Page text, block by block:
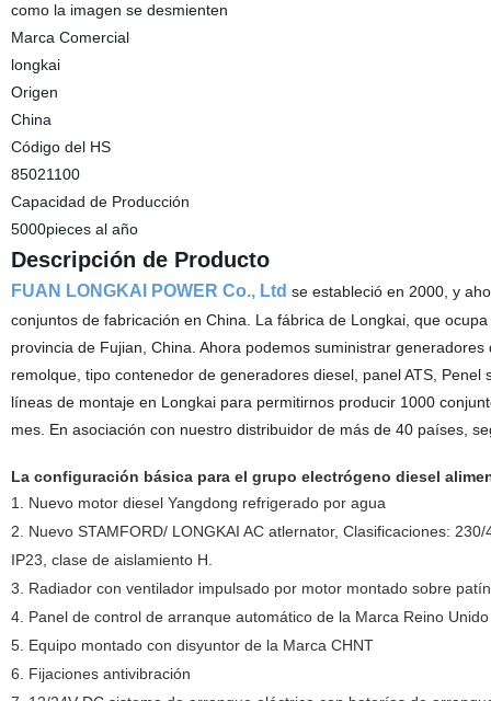
como la imagen se desmienten
Marca Comercial
longkai
Origen
China
Código del HS
85021100
Capacidad de Producción
5000pieces al año
Descripción de Producto
FUAN LONGKAI POWER Co., Ltd se estableció en 2000, y
conjuntos de fabricación en China. La fábrica de Longkai, que
provincia de Fujian, China. Ahora podemos suministrar
remolque, tipo contenedor de generadores diesel, panel ATS,
líneas de montaje en Longkai para permitirnos producir 1000
mes. En asociación con nuestro distribuidor de más de 40 países,
La configuración básica para el grupo electrógeno diesel
1. Nuevo motor diesel Yangdong refrigerado por agua
2. Nuevo STAMFORD/ LONGKAI AC atlernator, Clasificaciones:
IP23, clase de aislamiento H.
3. Radiador con ventilador impulsado por motor montado sobre patín
4. Panel de control de arranque automático de la Marca Reino
5. Equipo montado con disyuntor de la Marca CHNT
6. Fijaciones antivibración